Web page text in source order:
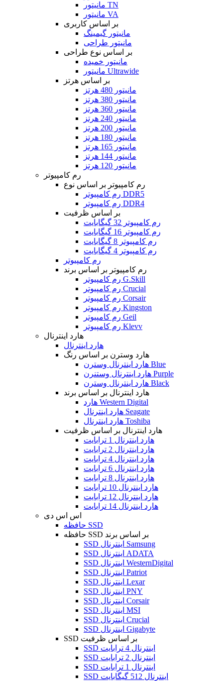
مانیتور TN
مانیتور VA
بر اساس کاربری
مانیتور گیمینگ
مانیتور طراحی
بر اساس نوع طراحی
مانیتور خمیده
مانیتور Ultrawide
بر اساس هرتز
مانیتور 480 هرتز
مانیتور 380 هرتز
مانیتور 360 هرتز
مانیتور 240 هرتز
مانیتور 200 هرتز
مانیتور 180 هرتز
مانیتور 165 هرتز
مانیتور 144 هرتز
مانیتور 120 هرتز
رم کامپیوتر
رم کامپیوتر بر اساس نوع
رم کامپیوتر DDR5
رم کامپیوتر DDR4
بر اساس ظرفیت
رم کامپیوتر 32 گیگابایت
رم کامپیوتر 16 گیگابایت
رم کامپیوتر 8 گیگابایت
رم کامپیوتر 4 گیگابایت
رم کامپیوتر
رم کامپیوتر بر اساس برند
رم کامپیوتر G.Skill
رم کامپیوتر Crucial
رم کامپیوتر Corsair
رم کامپیوتر Kingston
رم کامپیوتر Geil
رم کامپیوتر Klevv
هارد اینترنال
هارد اینترنال
هارد وسترن بر اساس رنگ
هارد اینترنال وسترن Blue
هارد اینترنال وستنرن Purple
هارد اینترنال وسترن Black
هارد اینترنال بر اساس برند
هارد Western Digital
هارد اینترنال Seagate
هارد اینترنال Toshiba
هارد اینترنال بر اساس ظرفیت
هارد اینترنال 1 ترابایت
هارد اینترنال 2 ترابایت
هارد اینترنال 4 ترابایت
هارد اینترنال 6 ترابایت
هارد اینترنال 8 ترابایت
هارد اینترنال 10 ترابایت
هارد اینترنال 12 ترابایت
هارد اینترنال 14 ترابایت
اس اس دی
حافظه SSD
حافظه SSD بر اساس برند
SSD اینترنال Samsung
SSD اینترنال ADATA
SSD اینترنال WesternDigital
SSD اینترنال Patriot
SSD اینترنال Lexar
SSD اینترنال PNY
SSD اینترنال Corsair
SSD اینترنال MSI
SSD اینترنال Crucial
SSD اینترنال Gigabyte
SSD بر اساس ظرفیت
SSD اینترنال 4 ترابایت
SSD اینترنال 2 ترابایت
SSD اینترنال 1 ترابایت
SSD اینترنال 512 گیگابایت